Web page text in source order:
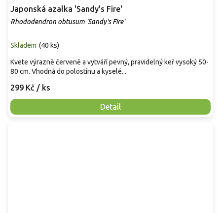
Japonská azalka 'Sandy's Fire'
Rhododendron obtusum 'Sandy's Fire'
Skladem (40 ks)
299 Kč / ks
Detail
Kvete výrazně červeně a vytváří pevný, pravidelný keř vysoký 50-
80 cm. Vhodná do polostínu a kyselé...